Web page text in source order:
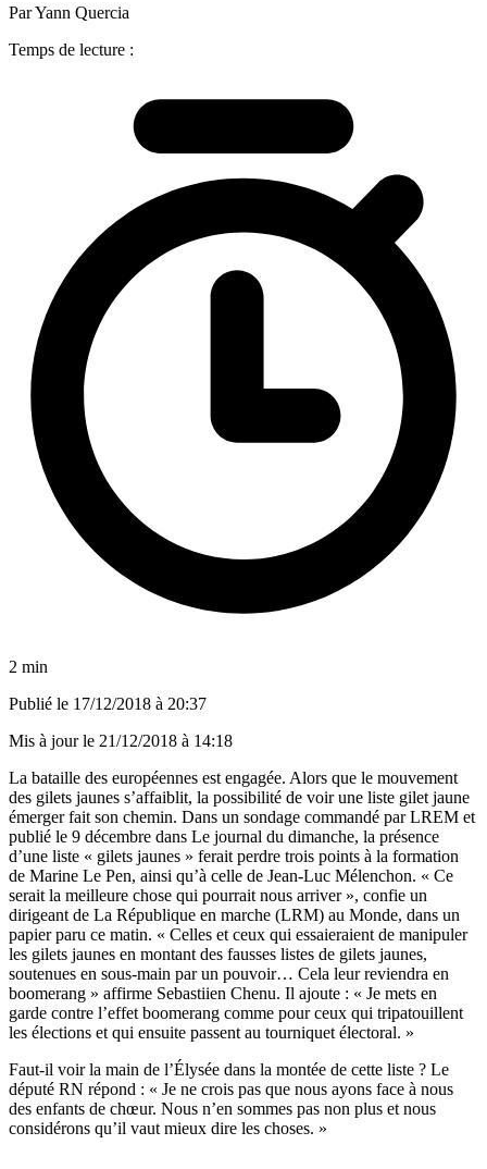
Par Yann Quercia
Temps de lecture :
2 min
Publié le 17/12/2018 à 20:37
Mis à jour le 21/12/2018 à 14:18
La bataille des européennes est engagée. Alors que le mouvement
des gilets jaunes s’affaiblit, la possibilité de voir une liste gilet jaune
émerger fait son chemin. Dans un sondage commandé par LREM et
publié le 9 décembre dans Le journal du dimanche, la présence
d’une liste « gilets jaunes » ferait perdre trois points à la formation
de Marine Le Pen, ainsi qu’à celle de Jean-Luc Mélenchon. « Ce
serait la meilleure chose qui pourrait nous arriver », confie un
dirigeant de La République en marche (LRM) au Monde, dans un
papier paru ce matin. « Celles et ceux qui essaieraient de manipuler
les gilets jaunes en montant des fausses listes de gilets jaunes,
soutenues en sous-main par un pouvoir… Cela leur reviendra en
boomerang » affirme Sebastiien Chenu. Il ajoute : « Je mets en
garde contre l’effet boomerang comme pour ceux qui tripatouillent
les élections et qui ensuite passent au tourniquet électoral. »
Faut-il voir la main de l’Élysée dans la montée de cette liste ? Le
député RN répond : « Je ne crois pas que nous ayons face à nous
des enfants de chœur. Nous n’en sommes pas non plus et nous
considérons qu’il vaut mieux dire les choses. »